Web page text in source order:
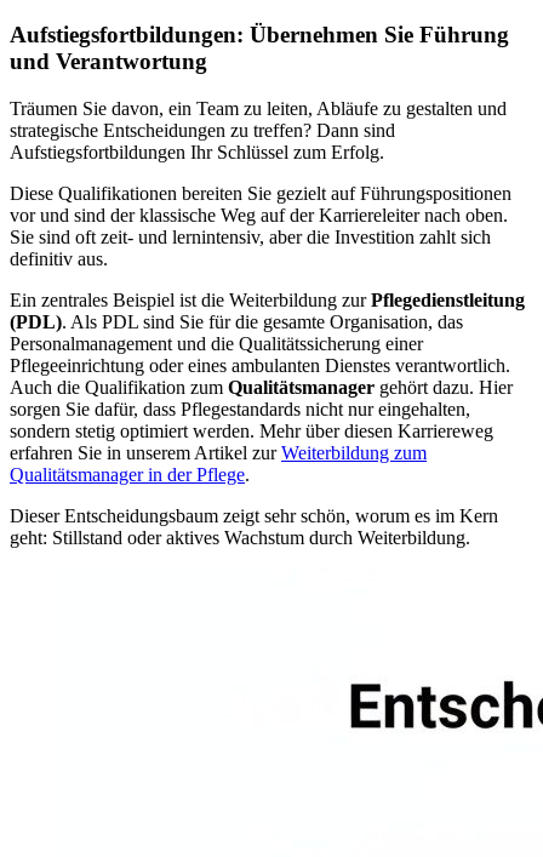
Aufstiegsfortbildungen: Übernehmen Sie Führung
und Verantwortung
Träumen Sie davon, ein Team zu leiten, Abläufe zu gestalten und
strategische Entscheidungen zu treffen? Dann sind
Aufstiegsfortbildungen Ihr Schlüssel zum Erfolg.
Diese Qualifikationen bereiten Sie gezielt auf Führungspositionen
vor und sind der klassische Weg auf der Karriereleiter nach oben.
Sie sind oft zeit- und lernintensiv, aber die Investition zahlt sich
definitiv aus.
Ein zentrales Beispiel ist die Weiterbildung zurPflegedienstleitung
(PDL). Als PDL sind Sie für die gesamte Organisation, das
Personalmanagement und die Qualitätssicherung einer
Pflegeeinrichtung oder eines ambulanten Dienstes verantwortlich.
Auch die Qualifikation zum Qualitätsmanager gehört dazu. Hier
sorgen Sie dafür, dass Pflegestandards nicht nur eingehalten,
sondern stetig optimiert werden. Mehr über diesen Karriereweg
erfahren Sie in unserem Artikel zurWeiterbildung zum
Qualitätsmanager in der Pflege.
Dieser Entscheidungsbaum zeigt sehr schön, worum es im Kern
geht: Stillstand oder aktives Wachstum durch Weiterbildung.